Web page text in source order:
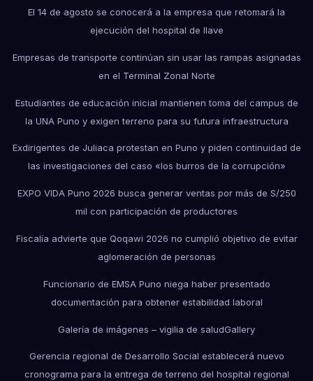
El 14 de agosto se conocerá a la empresa que retomará la
ejecución del hospital de Ilave
Empresas de transporte continúan sin usar las rampas asignadas
en el Terminal Zonal Norte
Estudiantes de educación inicial mantienen toma del campus de
la UNA Puno y exigen terreno para su futura infraestructura
Exdirigentes de Juliaca protestan en Puno y piden continuidad de
las investigaciones del caso «los burros de la corrupción»
EXPO VIDA Puno 2026 busca generar ventas por más de S/250
mil con participación de productores
Fiscalía advierte que Qoqawi 2026 no cumplió objetivo de evitar
aglomeración de personas
Funcionario de EMSA Puno niega haber presentado
documentación para obtener estabilidad laboral
Galería de imágenes – vigilia de saludGallery
Gerencia regional de Desarrollo Social establecerá nuevo
cronograma para la entrega de terreno del hospital regional